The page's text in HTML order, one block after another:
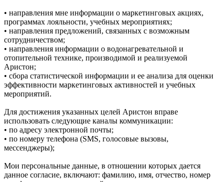
• направления мне информации о маркетинговых акциях,
программах лояльности, учебных мероприятиях;
• направления предложений, связанных с возможным
сотрудничеством;
• направления информации о водонагревательной и
отопительной технике, производимой и реализуемой
Аристон;
• сбора статистической информации и ее анализа для оценки
эффективности маркетинговых активностей и учебных
мероприятий.
Для достижения указанных целей Аристон вправе
использовать следующие каналы коммуникации:
• по адресу электронной почты;
• по номеру телефона (SMS, голосовые вызовы,
мессенджеры);
Мои персональные данные, в отношении которых дается
данное согласие, включают: фамилию, имя, отчество, номер